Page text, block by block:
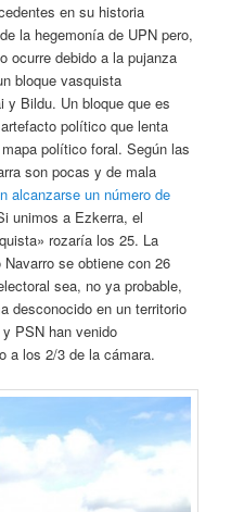
en su historia
la hegemonía de UPN pero,
ocurre debido a la pujanza
bloque vasquista
y Bildu. Un bloque que es
político que lenta
político foral. Según las
son pocas y de mala
alcanzarse un número de
unimos a Ezkerra, el
rozaría los 25. La
se obtiene con 26
sea, no ya probable,
desconocido en un territorio
PSN han venido
a los 2/3 de la cámara.